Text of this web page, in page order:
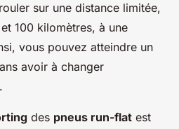
sur une distance limitée,
100 kilomètres, à une
vous pouvez atteindre un
avoir à changer
des pneus run-flat est